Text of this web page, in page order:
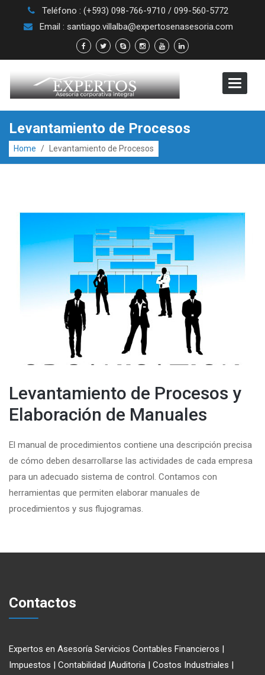
Teléfono : (+593) 098-766-9710 / 099-560-5772
Email : santiago.villalba@expertosenasesoria.com
Toggle
Levantamiento de Procesos
Home / Levantamiento de Procesos
Levantamiento de Procesos y
Elaboración de Manuales
El manual de procedimientos contiene una descripción precisa
de cómo deben desarrollarse las actividades de cada empresa
para un adecuado sistema de control. Contamos con
herramientas que permiten elaborar manuales de
procedimientos y sus flujogramas.
Contactos
Expertos en Asesoría Servicios Contables Financieros |
Impuestos | Contabilidad |Auditoria | Costos Industriales |